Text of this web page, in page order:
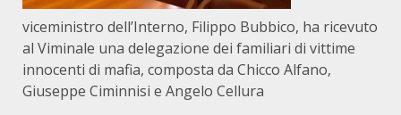
viceministro dell’Interno, Filippo Bubbico, ha ricevuto
al Viminale una delegazione dei familiari di vittime
innocenti di mafia, composta da Chicco Alfano,
Giuseppe Ciminnisi e Angelo Cellura